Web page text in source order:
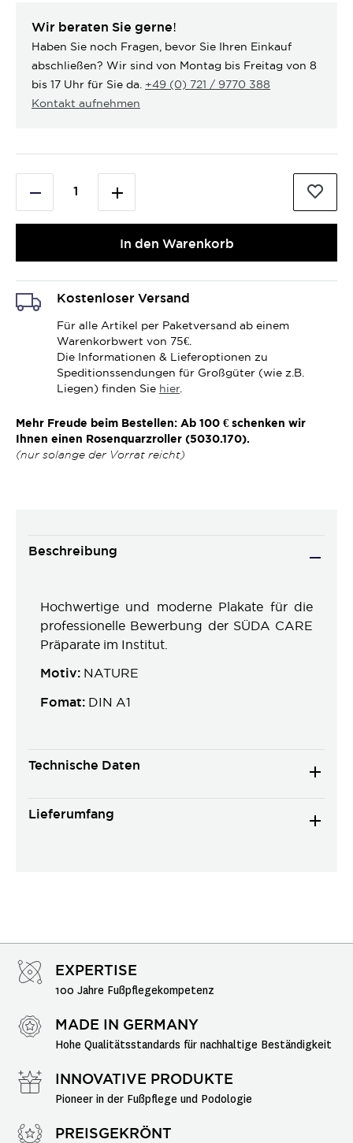
Wir beraten Sie gerne!
Haben Sie noch Fragen, bevor Sie Ihren Einkauf
abschließen? Wir sind von Montag bis Freitag von 8
bis 17 Uhr für Sie da. +49 (0) 721 / 9770 388
Kontakt aufnehmen
In den Warenkorb
Kostenloser Versand
Für alle Artikel per Paketversand ab einem
Warenkorbwert von 75€.
Die Informationen & Lieferoptionen zu
Speditionssendungen für Großgüter (wie z.B.
Liegen) finden Sie hier.
Mehr Freude beim Bestellen: Ab 100 € schenken wir
Ihnen einen Rosenquarzroller (5030.170).
(nur solange der Vorrat reicht)
Beschreibung
Hochwertige und moderne Plakate für die
professionelle Bewerbung der SÜDA CARE
Präparate im Institut.
Motiv: NATURE
Fomat: DIN A1
Technische Daten
Lieferumfang
EXPERTISE
100 Jahre Fußpflegekompetenz
MADE IN GERMANY
Hohe Qualitätsstandards für nachhaltige Beständigkeit
INNOVATIVE PRODUKTE
Pioneer in der Fußpflege und Podologie
PREISGEKRÖNT